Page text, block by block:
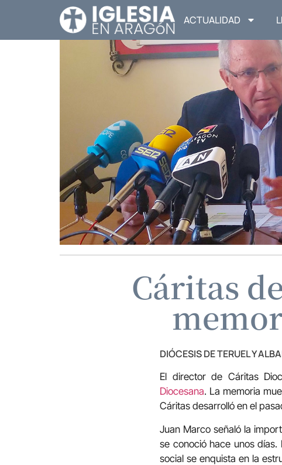
ACTUALIDAD
Cáritas
DIÓCESIS DE TERUEL Y
El director de Cáritas
Diocesana. La memoria
Cáritas desarrolló en el
Juan Marco señaló la
se conoció hace unos días.
social se enquista en la